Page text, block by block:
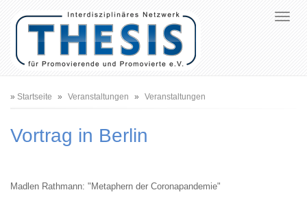
Pfadnavigation
Startseite Veranstaltungen Veranstaltungen
Vortrag in Berlin
Madlen Rathmann: "Metaphern der Coronapandemie"